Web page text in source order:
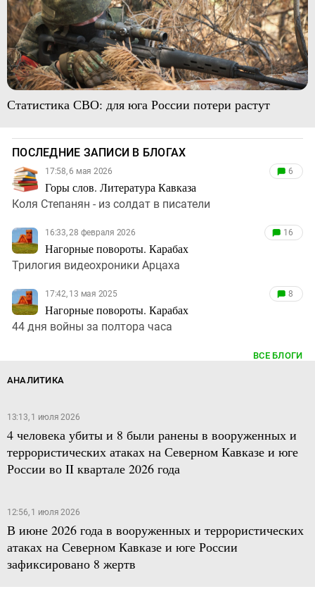
Статистика СВО: для юга России потери растут
ПОСЛЕДНИЕ ЗАПИСИ В БЛОГАХ
17:58, 6 мая 2026
Горы слов. Литература Кавказа
6
Коля Степанян - из солдат в писатели
16:33, 28 февраля 2026
Нагорные повороты. Карабах
16
Трилогия видеохроники Арцаха
17:42, 13 мая 2025
Нагорные повороты. Карабах
8
44 дня войны за полтора часа
ВСЕ БЛОГИ
АНАЛИТИКА
13:13, 1 июля 2026
4 человека убиты и 8 были ранены в вооруженных и
террористических атаках на Северном Кавказе и юге
России во II квартале 2026 года
12:56, 1 июля 2026
В июне 2026 года в вооруженных и террористических
атаках на Северном Кавказе и юге России
зафиксировано 8 жертв